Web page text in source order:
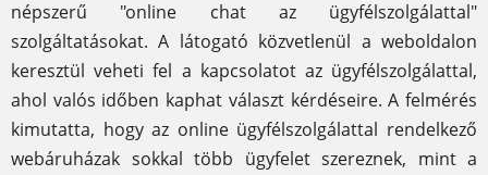
népszerű "online chat az ügyfélszolgálattal"
szolgáltatásokat. A látogató közvetlenül a weboldalon
keresztül veheti fel a kapcsolatot az ügyfélszolgálattal,
ahol valós időben kaphat választ kérdéseire. A felmérés
kimutatta, hogy az online ügyfélszolgálattal rendelkező
webáruházak sokkal több ügyfelet szereznek, mint a